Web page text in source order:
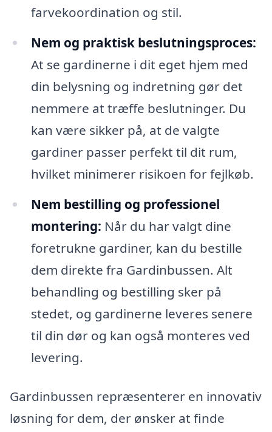
farvekoordination og stil.
Nem og praktisk beslutningsproces:
At se gardinerne i dit eget hjem med
din belysning og indretning gør det
nemmere at træffe beslutninger. Du
kan være sikker på, at de valgte
gardiner passer perfekt til dit rum,
hvilket minimerer risikoen for fejlkøb.
Nem bestilling og professionel
montering: Når du har valgt dine
foretrukne gardiner, kan du bestille
dem direkte fra Gardinbussen. Alt
behandling og bestilling sker på
stedet, og gardinerne leveres senere
til din dør og kan også monteres ved
levering.
Gardinbussen repræsenterer en innovativ
løsning for dem, der ønsker at finde